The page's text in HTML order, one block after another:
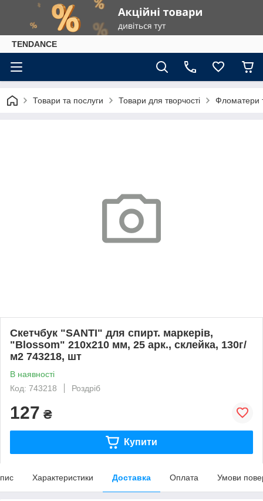
TENDANCE
Товари та послуги Товари для творчості Фломатери
Скетчбук "SANTI" для спирт. маркерів,
"Blossom" 210х210 мм, 25 арк., склейка, 130г/
м2 743218, шт
В наявності
Код: 743218
Роздріб
127 ₴
Купити
Характеристики Доставка Оплата Умови